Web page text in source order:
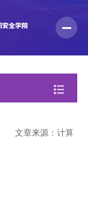
文章来源：计算